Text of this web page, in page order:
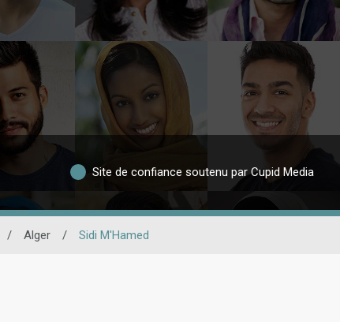
Site de confiance soutenu par Cupid Media
/ Alger / Sidi M'Hamed